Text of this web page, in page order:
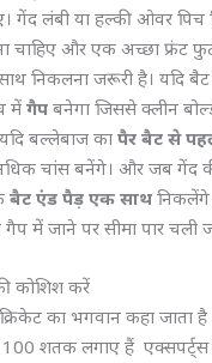
गेंद लंबी या हल्की ओवर पिच
चाहिए और एक अच्छा फ्रंट
निकलना जरूरी है। यदि
मेंगैपबनेगा जिससे क्लीन
बल्लेबाज कापैर बैट से
चांस बनेंगे। और जब गेंद
बैट एंड पैड़ एक साथनिकलेंगे
में जाने पर सीमा पार चली
कोशिश करें
का भगवान कहा जाता
में 100 शतक लगाए हैं